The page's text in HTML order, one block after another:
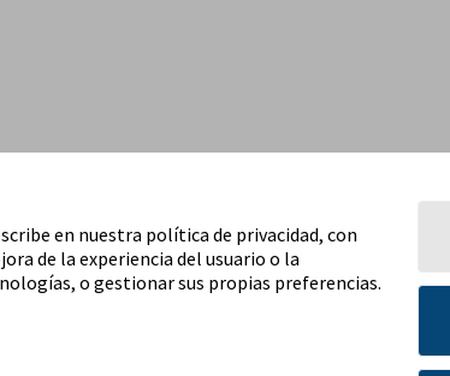
en nuestra política de privacidad, con
de la experiencia del usuario o la
o gestionar sus propias preferencias.